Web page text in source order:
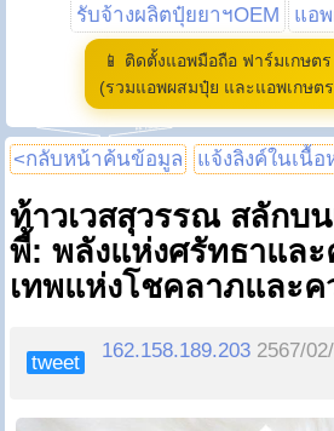
รับจ้างผลิตปุ๋ยยาฯOEM
แอ
📱 ติดตั้งแอพมือถือ ฟาร์มเกษต
(รวมแอพผสมปุ๋ย และแอพเกษต
<กลับหน้าค้นข้อมูล แจ้งลิงค์ในเนื้อ
ท้าวเวสสุวรรณ สลักบ
พี้: พลังแห่งศรัทธาและ
เทพแห่งโชคลาภและค
tweet
162.158.189.203 2567/